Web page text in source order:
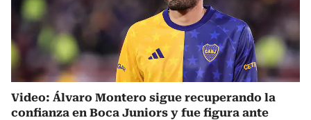
Video: Álvaro Montero sigue recuperando la
confianza en Boca Juniors y fue figura ante